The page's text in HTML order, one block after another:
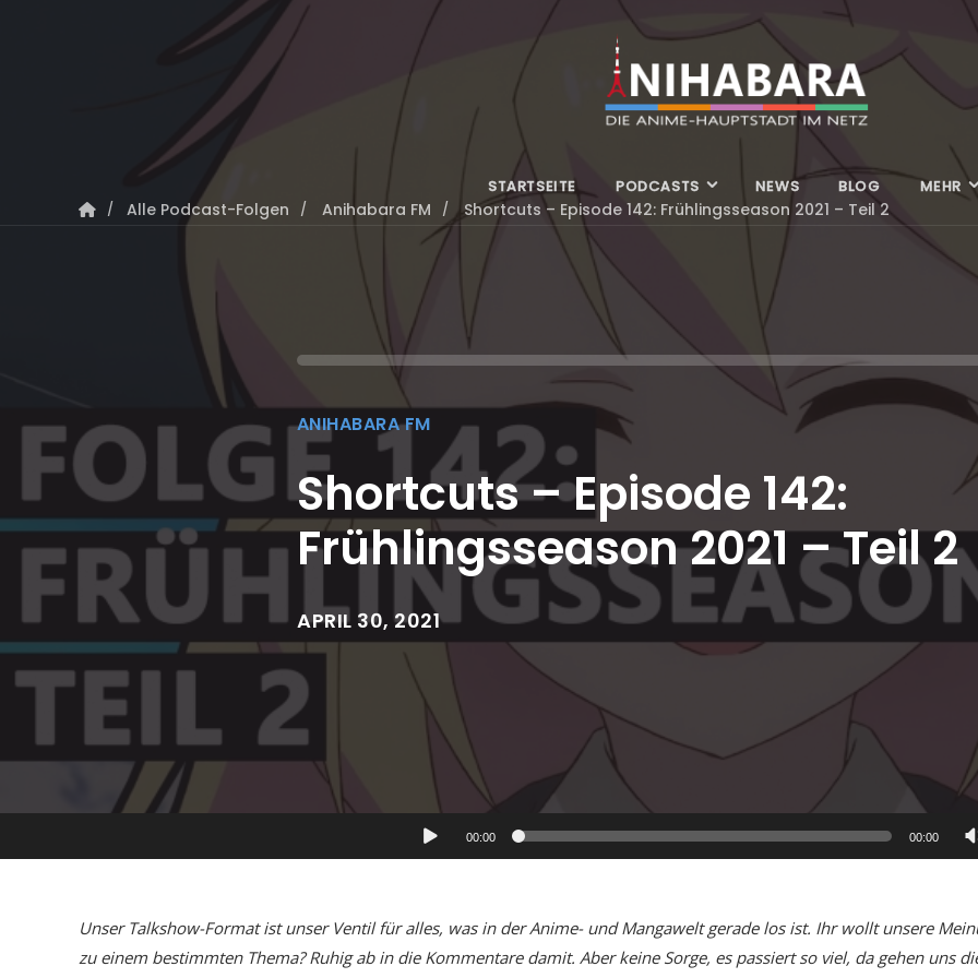
STARTSEITE PODCASTS NEWS BLOG MEHR
Alle Podcast-Folgen Anihabara FM Shortcuts – Episode 142: Frühlingsseason 2021 – Teil 2
ANIHABARA FM
Shortcuts – Episode 142:
Frühlingsseason 2021 – Teil 2
APRIL 30, 2021
Audio-
Player
00:00 00:00
Unser Talkshow-Format ist unser Ventil für alles, was in der Anime- und Mangawelt gerade los ist. Ihr wollt unsere
zu einem bestimmten Thema? Ruhig ab in die Kommentare damit. Aber keine Sorge, es passiert so viel, da gehen uns